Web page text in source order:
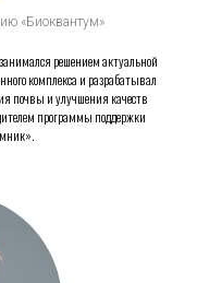
«Биоквантум»
решением актуальной
комплекса и разрабатывал
почвы и улучшения качеств
программы поддержки